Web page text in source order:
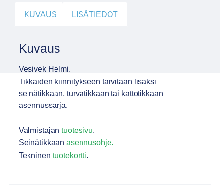
KUVAUS LISÄTIEDOT
Kuvaus
Vesivek Helmi.
Tikkaiden kiinnitykseen tarvitaan lisäksi
seinätikkaan, turvatikkaan tai kattotikkaan
asennussarja.
Valmistajan tuotesivu.
Seinätikkaan asennusohje.
Tekninen tuotekortti.